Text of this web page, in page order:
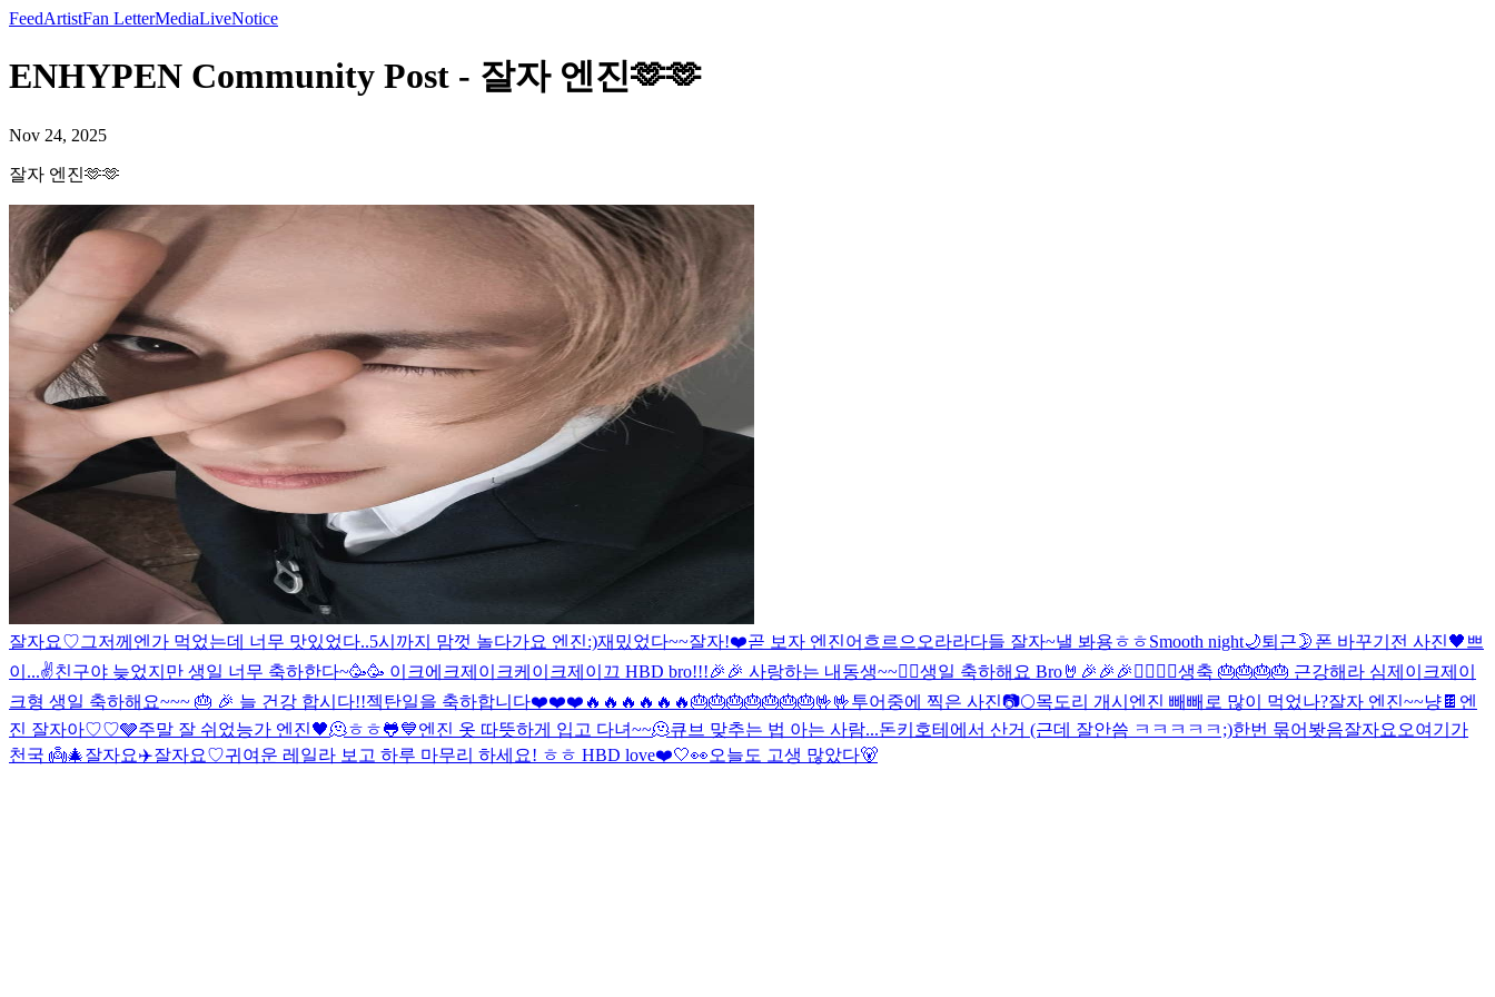
FeedArtistFan LetterMediaLiveNotice
ENHYPEN Community Post - 잘자 엔진🫶🫶
Nov 24, 2025
잘자 엔진🫶🫶
잘자요♡그저께엔가 먹었는데 너무 맛있었다..5시까지 맘껏 놀다가요 엔진:)재밌었다~~잘자!❤️곧 보자 엔진어흐르으오라라다들 잘자~낼 봐용ㅎㅎSmooth night🌙퇴근🌛 폰 바꾸기전 사진🖤 쁘
이...✌️친구야 늦었지만 생일 너무 축하한다~🥳🥳 이크에크제이크케이크제이끄 HBD bro!!!🎉🎉 사랑하는 내동생~~❤️‍🔥생일 축하해요 Bro🤘🎉🎉🎉❤️‍🔥❤️‍🔥생축 🎂🎂🎂🎂 근강해라 심제이크제이
크형 생일 축하해요~~~ 🎂 🎉 늘 건강 합시다!!젝탄일을 축하합니다❤️❤️❤️🔥🔥🔥🔥🔥🔥🎂🎂🎂🎂🎂🎂🎂🤟🤟투어중에 찍은 사진📷🌕목도리 개시 엔진 빼빼로 많이 먹었나?잘자 엔진~~냥 🍫 엔
진 잘자아♡♡🩶주말 잘 쉬었능가 엔진🖤🫠ㅎㅎ🐸💙엔진 옷 따뜻하게 입고 다녀~~🫠큐브 맞추는 법 아는 사람...돈키호테에서 산거 (근데 잘안씀 ㅋㅋㅋㅋㅋ;)한번 묶어봣음잘자요오여기가
천국 👼🎄잘자요✈️잘자요♡귀여운 레일라 보고 하루 마무리 하세요! ㅎㅎ HBD love❤️🤍👀오늘도 고생 많았다🐻